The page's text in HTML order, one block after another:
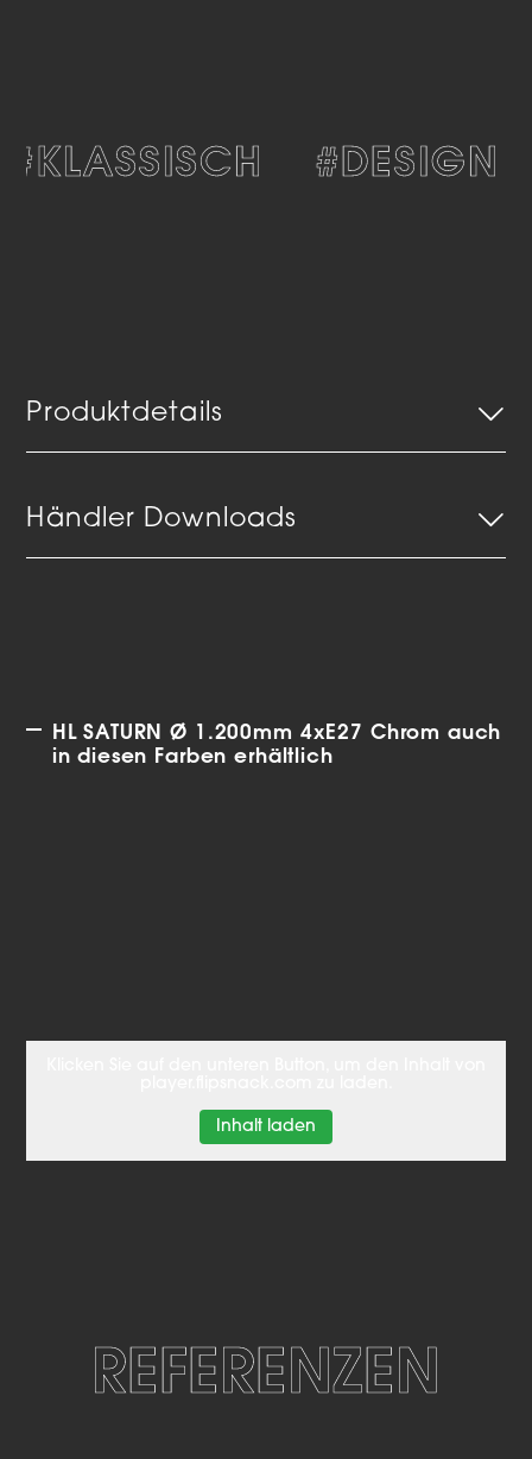
#DESIGN
Produktdetails
Händler Downloads
HL SATURN Ø 1.200mm 4xE27 Chrom auch
in diesen Farben erhältlich
Inhalt laden
REFERENZEN